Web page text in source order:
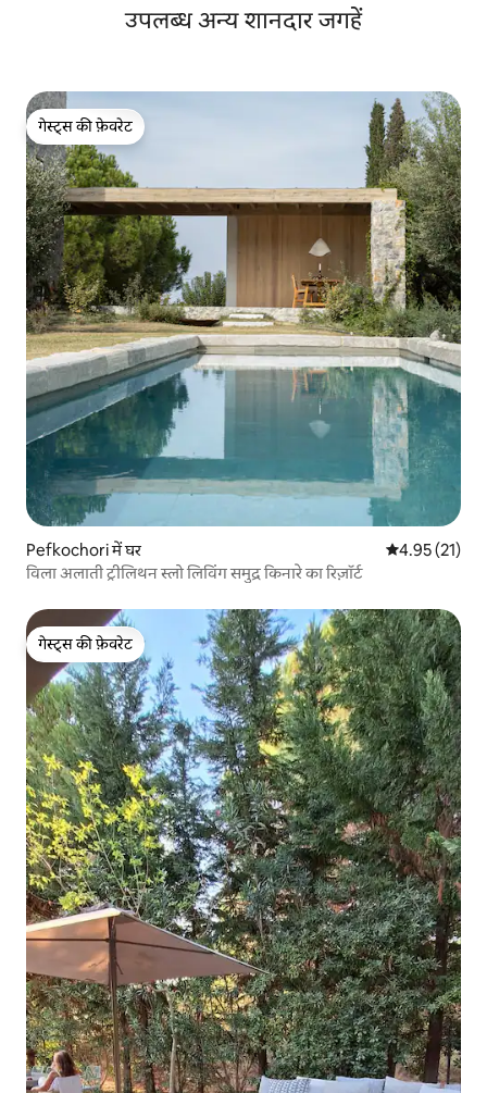
उपलब्ध अन्य शानदार जगहें
गेस्ट्स की फ़ेवरेट
गेस्ट्स की फ़ेवरेट
Pefkochori में घर औसत रेटिंग 5 में
4.95 (21)
विला अलाती ट्रीलिथन स्लो लिविंग समुद्र किनारे का रिज़ॉर्ट
गेस्ट्स की फ़ेवरेट
गेस्ट्स की फ़ेवरेट